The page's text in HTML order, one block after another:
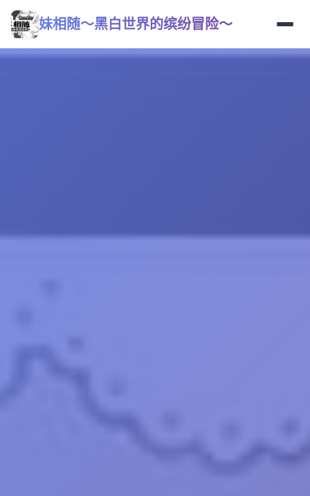
妹相随～黑白世界的缤纷冒险～